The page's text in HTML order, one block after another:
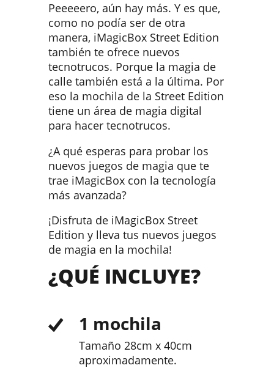
Peeeeero, aún hay más. Y es que,
como no podía ser de otra
manera, iMagicBox Street Edition
también te ofrece nuevos
tecnotrucos. Porque la magia de
calle también está a la última. Por
eso la mochila de la Street Edition
tiene un área de magia digital
para hacer tecnotrucos.
¿A qué esperas para probar los
nuevos juegos de magia que te
trae iMagicBox con la tecnología
más avanzada?
¡Disfruta de iMagicBox Street
Edition y lleva tus nuevos juegos
de magia en la mochila!
¿QUÉ INCLUYE?
1 mochila
Tamaño 28cm x 40cm
aproximadamente.